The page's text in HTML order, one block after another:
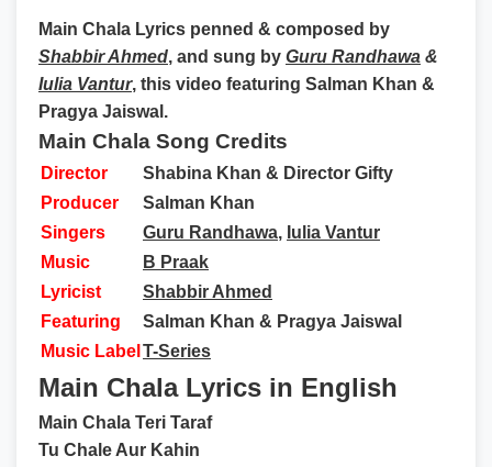
Main Chala Lyrics penned & composed by
Shabbir Ahmed, and sung by Guru Randhawa &
Iulia Vantur, this video featuring Salman Khan &
Pragya Jaiswal.
Main Chala Song Credits
Director
Shabina Khan & Director Gifty
Producer
Salman Khan
Singers
Guru Randhawa, Iulia Vantur
Music
B Praak
Lyricist
Shabbir Ahmed
Featuring
Salman Khan & Pragya Jaiswal
Music Label T-Series
Main Chala Lyrics in English
Main Chala Teri Taraf
Tu Chale Aur Kahin